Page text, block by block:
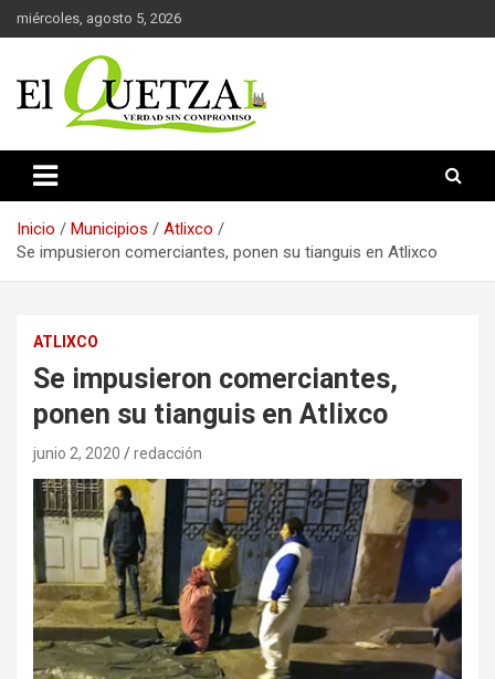
Saltar
al
miércoles, agosto 5, 2026
El Quetzal de Cholula
Inicio Municipios
Atlixco
Se impusieron comerciantes, ponen su tianguis en Atlixco
ATLIXCO
Se impusieron comerciantes,
ponen su tianguis en Atlixco
junio 2, 2020 redacción